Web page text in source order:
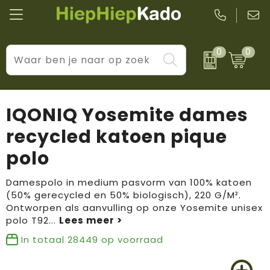
0 0
Kantoor & schrijfwaren
Wellness & verzorging
Tassen & reizen
Huis, tuin & keuken
Elektronica & gadgets
Kleding & accessoires
Levensstijl
Prijs & impact
BIC
Boska
Brandflavours
Camelbak
Janzen
JBL
IQONIQ Yosemite dames
recycled katoen pique
polo
Damespolo in medium pasvorm van 100% katoen
(50% gerecycled en 50% biologisch), 220 G/M².
Ontworpen als aanvulling op onze Yosemite unisex
polo T92...
In totaal 28449 op voorraad